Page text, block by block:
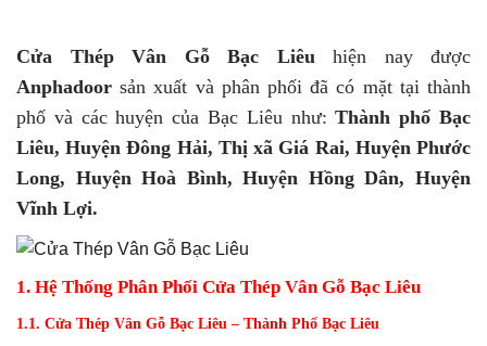
Cửa Thép Vân Gỗ Bạc Liêu hiện nay được
Anphadoor sản xuất và phân phối đã có mặt tại thành
phố và các huyện của Bạc Liêu như:Thành phố Bạc
Liêu, Huyện Đông Hải, Thị xã Giá Rai, Huyện Phước
Long, Huyện Hoà Bình, Huyện Hồng Dân, Huyện
Vĩnh Lợi.
1. Hệ Thống Phân Phối Cửa Thép Vân Gỗ Bạc Liêu
1.1. Cửa Thép Vân Gỗ Bạc Liêu – Thành Phố Bạc Liêu